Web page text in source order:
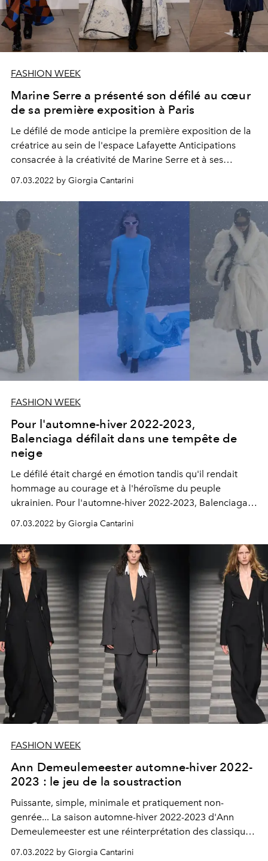
FASHION WEEK
Marine Serre a présenté son défilé au cœur
de sa première exposition à Paris
Le défilé de mode anticipe la première exposition de la
créatrice au sein de l'espace Lafayette Anticipations
consacrée à la créativité de Marine Serre et à ses
techniques d'upcycling.
07.03.2022 by Giorgia Cantarini
FASHION WEEK
Pour l'automne-hiver 2022-2023,
Balenciaga défilait dans une tempête de
neige
Le défilé était chargé en émotion tandis qu'il rendait
hommage au courage et à l'héroïsme du peuple
ukrainien. Pour l'automne-hiver 2022-2023, Balenciaga
fait mouche : nous croyons en la paix et l'amour, lit-on
dans un message de Demna laissé à tous les invités
présents avec un T-shirt aux couleurs du drapeau
ukrainien.
07.03.2022 by Giorgia Cantarini
FASHION WEEK
Ann Demeulemeester automne-hiver 2022-
2023 : le jeu de la soustraction
Puissante, simple, minimale et pratiquement non-
genrée... La saison automne-hiver 2022-2023 d'Ann
Demeulemeester est une réinterprétation des classiques
de la Maison. Avec à la clé des silhouettes allongées,
07.03.2022 by Giorgia Cantarini